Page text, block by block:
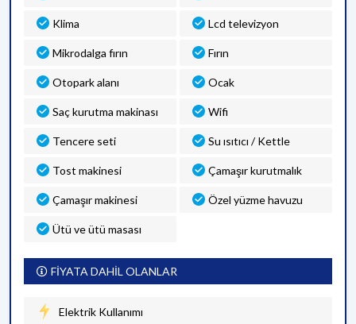
Klima Lcd televizyon
Mikrodalga fırın Fırın
Otopark alanı Ocak
Saç kurutma makinası Wifi
Tencere seti Su ısıtıcı / Kettle
Tost makinesi Çamaşır kurutmalık
Çamaşır makinesi Özel yüzme havuzu
Ütü ve ütü masası
FİYATA DAHİL OLANLAR
Elektrik Kullanımı